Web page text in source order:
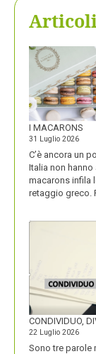
I MACARONS
31 Luglio 2026
C’è ancora un
Italia non hanno
macarons infila
retaggio greco.
CONDIVIDUO,
22 Luglio 2026
Sono tre parole